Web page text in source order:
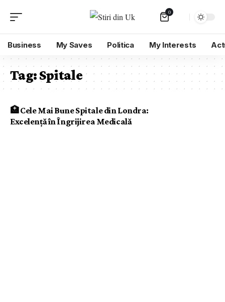
0
Business My Saves Politica My Interests
Tag:Spitale
🏥 Cele Mai Bune Spitale din Londra:
Excelență în Îngrijirea Medicală